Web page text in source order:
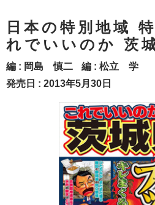
日本の特別地域
れでいいのか 茨
編 : 岡島 慎二 編 : 松立 学
発売日 : 2013年5月30日